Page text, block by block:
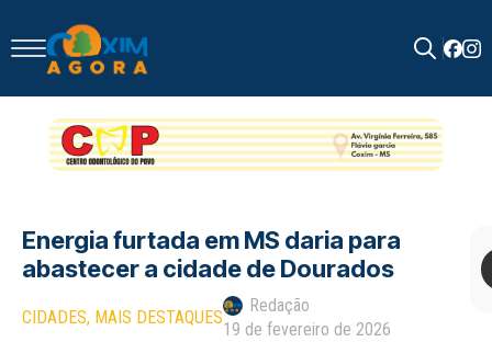
for:
Energia furtada em MS daria para
abastecer a cidade de Dourados
CIDADES MAIS DESTAQUES
Redação
19 de fevereiro de 2026